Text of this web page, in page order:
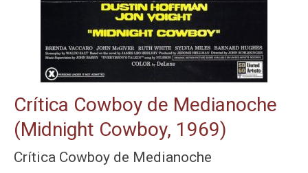
Crítica Cowboy de Medianoche
(Midnight Cowboy, 1969)
Crítica Cowboy de Medianoche